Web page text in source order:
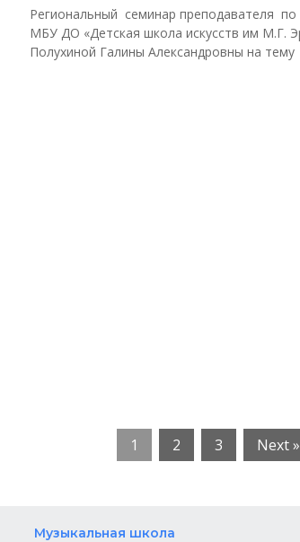
Региональный семинар преподавателя по
МБУ ДО «Детская школа искусств им М.Г.
Полухиной Галины Александровны на тему
1 2 3 Next »
Музыкальная школа